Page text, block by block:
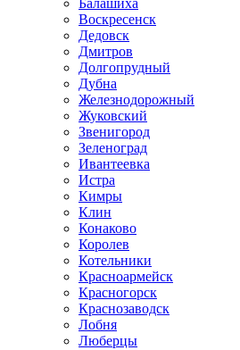
Балашиха
Воскресенск
Дедовск
Дмитров
Долгопрудный
Дубна
Железнодорожный
Жуковский
Звенигород
Зеленоград
Ивантеевка
Истра
Кимры
Клин
Конаково
Королев
Котельники
Красноармейск
Красногорск
Краснозаводск
Лобня
Люберцы